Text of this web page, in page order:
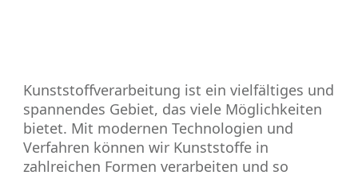
Kunststoffverarbeitung ist ein vielfältiges und
spannendes Gebiet, das viele Möglichkeiten
bietet. Mit modernen Technologien und
Verfahren können wir Kunststoffe in
zahlreichen Formen verarbeiten und so